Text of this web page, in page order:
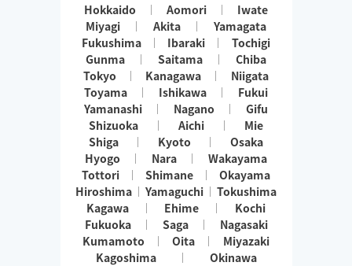
Hokkaido Aomori
Iwate
Miyagi
Akita
Yamagata
Fukushima
Ibaraki
Tochigi
Gunma
Saitama
Chiba
Tokyo
Kanagawa
Niigata
Toyama
Ishikawa
Fukui
Yamanashi
Nagano
Gifu
Shizuoka
Aichi
Mie
Shiga
Kyoto
Osaka
Hyogo
Nara
Wakayama
Tottori
Shimane
Okayama
Hiroshima
Yamaguchi
Tokushima
Kagawa
Ehime
Kochi
Fukuoka
Saga
Nagasaki
Kumamoto
Oita
Miyazaki
Kagoshima
Okinawa